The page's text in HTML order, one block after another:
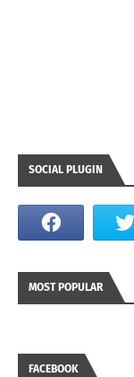
SOCIAL PLUGIN
MOST POPULAR
FACEBOOK